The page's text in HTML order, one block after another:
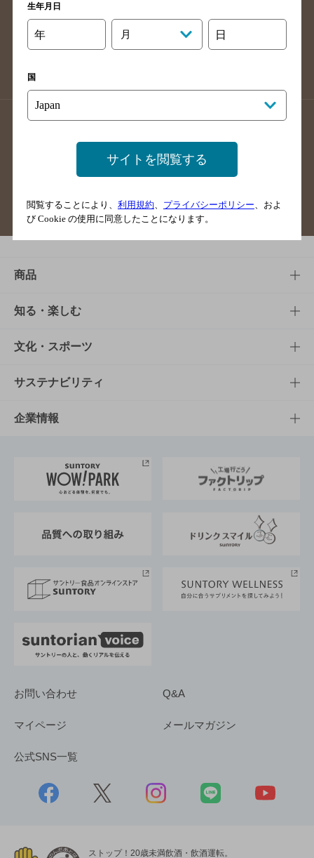
長崎県のバー検索
大分県のバー検索
熊本県のバー検索
宮崎県のバー検索
鹿児島県のバー検索
店舗登録方法のご案内
店舗情報更新方法のご案内
サイトマップ ご意見・ご感想 利用規約
商品
商品TOP
商品一覧
商品発売情報
栄養成分一覧
知る・楽しむ
知る・楽しむTOP
キャンペーン
工場見学
地域情報
文化・スポーツ
文化・スポーツTOP
サントリーホール
サントリーサンバーズ大阪
サステナビリティ
サステナビリティTOP
サントリーが考えるサステナビリティ経営
企業情報
企業概要
採用情報
お問い合わせ Q&A
マイページ メールマガジン
公式SNS一覧
ストップ！20歳未満飲酒・飲酒運転。
生年月日
年 月 日
国
サイトを閲覧する
閲覧することにより、 利用規約、 プライバシーポリシー、およ
び Cookie の使用に同意したことになります。